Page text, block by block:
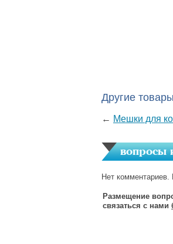
Другие
← Мешки для
вопросы
Нет
Размещение
связаться с нами